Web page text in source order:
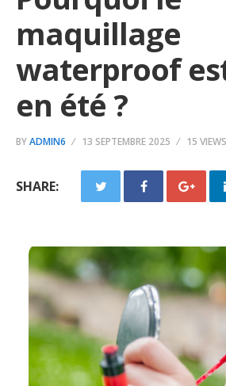
maquillage
waterproof
en été ?
BYADMIN6 13 SEPTEMBRE 2025 15 VIEWS
SHARE: